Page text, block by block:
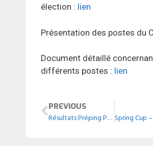
élection : lien
Présentation des postes du
Document détaillé
différents postes : lien
PREVIOUS
Résultats Préping Phase 3